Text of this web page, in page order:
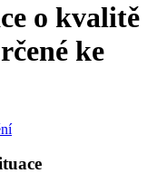
o kvalitě
ke